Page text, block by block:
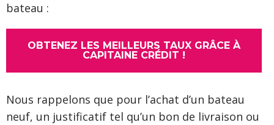
bateau :
OBTENEZ LES MEILLEURS TAUX GRÂCE À
CAPITAINE CRÉDIT !
Nous rappelons que pour l’achat d’un bateau
neuf, un justificatif tel qu’un bon de livraison ou